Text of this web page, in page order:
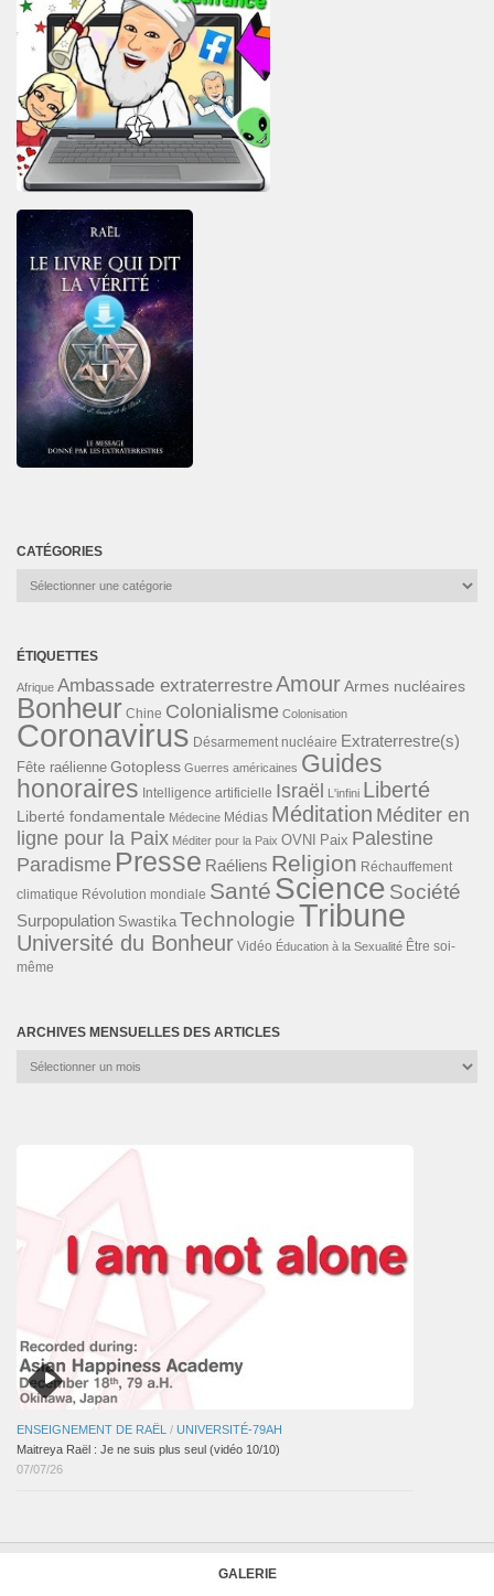
CATÉGORIES
Catégories
ÉTIQUETTES
Afrique Ambassade extraterrestreAmourArmes nucléaires
Bonheur Chine Colonialisme Colonisation
Coronavirus Désarmement nucléaire Extraterrestre(s)
Fête raélienne Gotopless Guerres américaines Guides
honoraires Intelligence artificielle Israël L'infini Liberté
Liberté fondamentale Médecine Médias Méditation Méditer en
ligne pour la Paix Méditer pour la Paix OVNI Paix Palestine
Paradisme Presse Raéliens Religion Réchauffement
climatique Révolution mondiale Santé Science Société
Surpopulation Swastika TechnologieTribune
Université du Bonheur Vidéo Éducation à la Sexualité Être soi-
même
ARCHIVES MENSUELLES DES ARTICLES
Archives
ENSEIGNEMENT DE RAËL / UNIVERSITÉ-79AH
Maitreya Raël : Je ne suis plus seul (vidéo 10/10)
07/07/26
GALERIE